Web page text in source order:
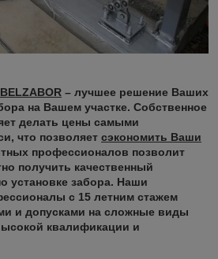
BELZABOR – лучшее решение Ваших
на Вашем участке. Собственное
делать цены самыми
что позволяет сэкономить Ваши
профессионалов позволит
получить качественный
установке забора. Наши
с 15 летним стажем
и допусками на сложные виды
квалификации и